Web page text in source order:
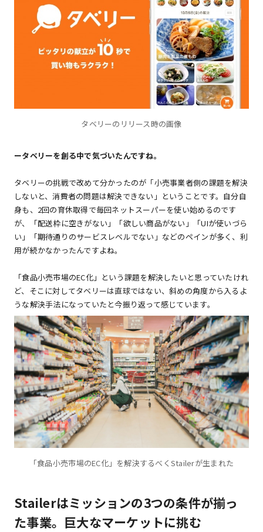
タベリーのリリース時の画像
ータベリーを創る中で気づいたんですね。
タベリーの挑戦で改めて分かったのが「小売事業者側の課題を解決
しないと、消費者の問題は解決できない」ということです。自分自
身も、2回の育休取得で毎回ネットスーパーを使い始めるのです
が、「配送枠に空きがない」「欲しい商品がない」「UIが使いづら
い」「期待通りのサービスレベルでない」などのペインが多く、利
用が続かなかったんですよね。
「食品小売市場のEC化」という課題を解決したいと思っていたけれ
ど、そこに対してタベリーは直球ではない、斜めの角度から入るよ
うな解決手法になっていたと今振り返って感じています。
「食品小売市場のEC化」を解決するべくStailerが生まれた
Stailerはミッションの3つの条件が揃っ
た事業。巨大なマーケットに挑む